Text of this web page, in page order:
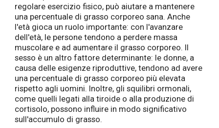
regolare esercizio fisico, può aiutare a mantenere
una percentuale di grasso corporeo sana. Anche
l'età gioca un ruolo importante: con l'avanzare
dell'età, le persone tendono a perdere massa
muscolare e ad aumentare il grasso corporeo. Il
sesso è un altro fattore determinante: le donne, a
causa delle esigenze riproduttive, tendono ad avere
una percentuale di grasso corporeo più elevata
rispetto agli uomini. Inoltre, gli squilibri ormonali,
come quelli legati alla tiroide o alla produzione di
cortisolo, possono influire in modo significativo
sull'accumulo di grasso.